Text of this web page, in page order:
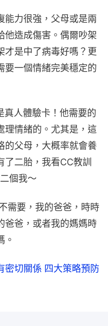
能力很強，父母或是兩
他造成傷害。偶爾吵架
才是中了病毒好嗎？更
要一個情緒完美穩定的
真人體驗卡！他需要的
理情緒的。尤其是，這
的父母，大概率就會養
二胎，我看CC教訓
個我～
需要，我的爸爸，時時
爸爸，或者我的媽媽時
。
密切關係 四大策略預防